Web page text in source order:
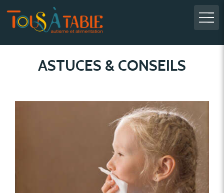
ASTUCES & CONSEILS